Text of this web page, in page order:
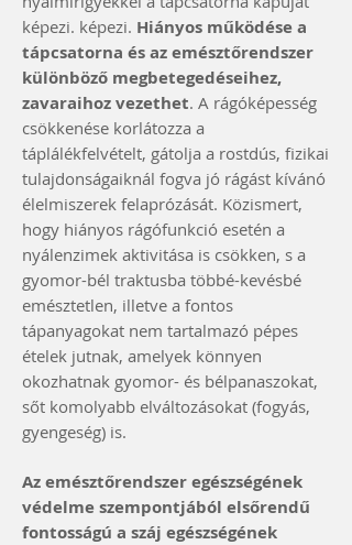
képezi. képezi. Hiányos működése a
tápcsatorna és az emésztőrendszer
különböző megbetegedéseihez,
zavaraihoz vezethet. A rágóképesség
csökkenése korlátozza a
táplálékfelvételt, gátolja a rostdús, fizikai
tulajdonságaiknál fogva jó rágást kívánó
élelmiszerek felaprózását. Közismert,
hogy hiányos rágófunkció esetén a
nyálenzimek aktivitása is csökken, s a
gyomor-bél traktusba többé-kevésbé
emésztetlen, illetve a fontos
tápanyagokat nem tartalmazó pépes
ételek jutnak, amelyek könnyen
okozhatnak gyomor- és bélpanaszokat,
sőt komolyabb elváltozásokat (fogyás,
gyengeség) is.
Az emésztőrendszer egészségének
védelme szempontjából elsőrendű
fontosságú a száj egészségének